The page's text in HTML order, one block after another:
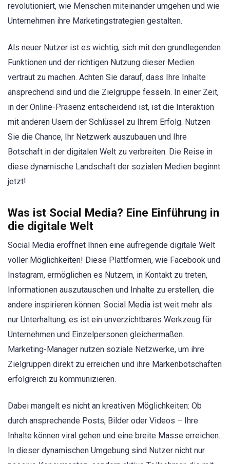
revolutioniert, wie Menschen miteinander umgehen und wie
Unternehmen ihre Marketingstrategien gestalten.
Als neuer Nutzer ist es wichtig, sich mit den grundlegenden
Funktionen und der richtigen Nutzung dieser Medien
vertraut zu machen. Achten Sie darauf, dass Ihre Inhalte
ansprechend sind und die Zielgruppe fesseln. In einer Zeit,
in der Online-Präsenz entscheidend ist, ist die Interaktion
mit anderen Usern der Schlüssel zu Ihrem Erfolg. Nutzen
Sie die Chance, Ihr Netzwerk auszubauen und Ihre
Botschaft in der digitalen Welt zu verbreiten. Die Reise in
diese dynamische Landschaft der sozialen Medien beginnt
jetzt!
Was ist Social Media? Eine Einführung in
die digitale Welt
Social Media eröffnet Ihnen eine aufregende digitale Welt
voller Möglichkeiten! Diese Plattformen, wie Facebook und
Instagram, ermöglichen es Nutzern, in Kontakt zu treten,
Informationen auszutauschen und Inhalte zu erstellen, die
andere inspirieren können. Social Media ist weit mehr als
nur Unterhaltung; es ist ein unverzichtbares Werkzeug für
Unternehmen und Einzelpersonen gleichermaßen.
Marketing-Manager nutzen soziale Netzwerke, um ihre
Zielgruppen direkt zu erreichen und ihre Markenbotschaften
erfolgreich zu kommunizieren.
Dabei mangelt es nicht an kreativen Möglichkeiten: Ob
durch ansprechende Posts, Bilder oder Videos – Ihre
Inhalte können viral gehen und eine breite Masse erreichen.
In dieser dynamischen Umgebung sind Nutzer nicht nur